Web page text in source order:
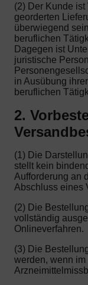
(2) Der Kunde
georderten
überwiegend
beruflichen
Dagegen ist
juristische
in Ausübung
beruflichen
2.
(1) Die
stellt kein
Aufforderung an
Abschluss eines
(2) Die
vollständig
Onlineverfahren.
(3) Die
werden, wenn